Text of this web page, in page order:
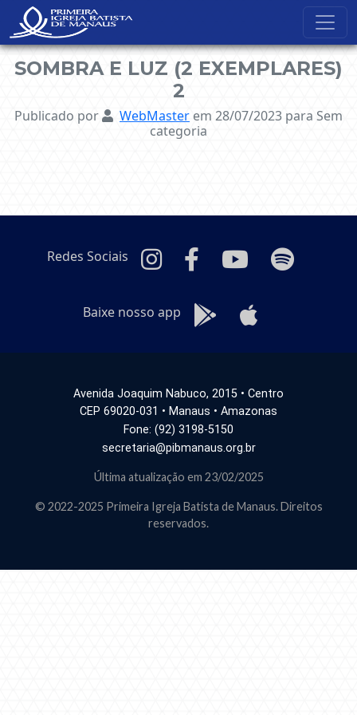
NavBar Oculta
SOMBRA E LUZ (2 EXEMPLARES)
2
Publicado por WebMaster em 28/07/2023 para Sem
categoria
Redes Sociais
Baixe nosso app
Avenida Joaquim Nabuco, 2015 • Centro
CEP 69020-031 • Manaus • Amazonas
Fone: (92) 3198-5150
secretaria@pibmanaus.org.br
Última atualização em 23/02/2025
© 2022-2025 Primeira Igreja Batista de Manaus. Direitos
reservados.